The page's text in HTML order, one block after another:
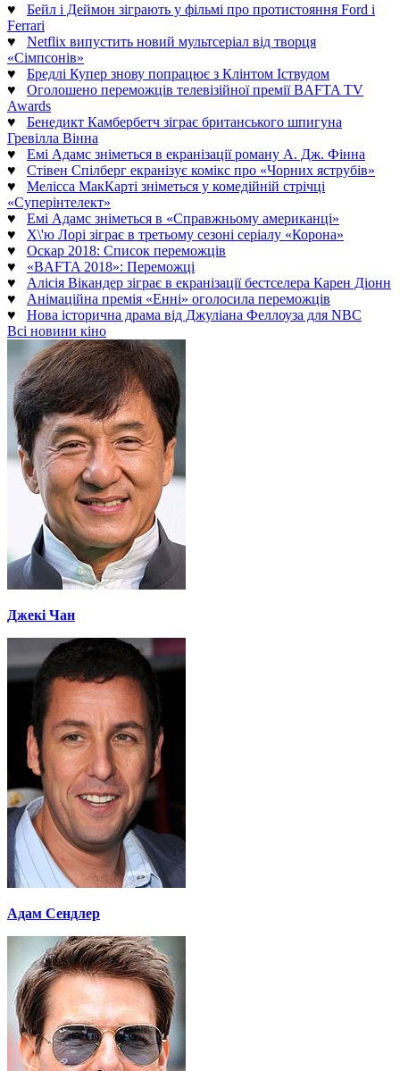
♥ Бейл і Деймон зіграють у фільмі про протистояння Ford і
Ferrari
♥ Netflix випустить новий мультсеріал від творця
«Сімпсонів»
♥ Бредлі Купер знову попрацює з Клінтом Іствудом
♥ Оголошено переможців телевізійної премії BAFTA TV
Awards
♥ Бенедикт Камбербетч зіграє британського шпигуна
Гревілла Вінна
♥ Емі Адамс зніметься в екранізації роману А. Дж. Фінна
♥ Стівен Спілберг екранізує комікс про «Чорних яструбів»
♥ Мелісса МакКарті зніметься у комедійній стрічці
«Суперінтелект»
♥ Емі Адамс зніметься в «Справжньому американці»
♥ Х\'ю Лорі зіграє в третьому сезоні серіалу «Корона»
♥ Оскар 2018: Список переможців
♥ «BAFTA 2018»: Переможці
♥ Алісія Вікандер зіграє в екранізації бестселера Карен Діонн
♥ Анімаційна премія «Енні» оголосила переможців
♥ Нова історична драма від Джуліана Феллоуза для NBC
Всі новини кіно
Джекі Чан
Адам Сендлер